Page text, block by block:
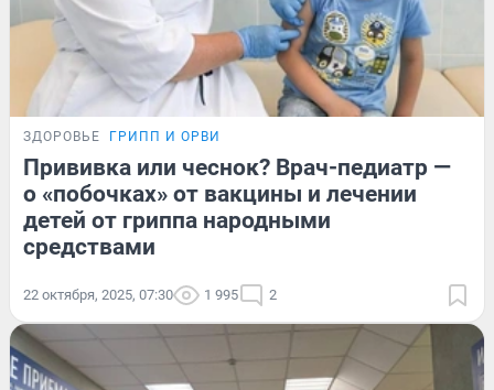
ЗДОРОВЬЕ ГРИПП И ОРВИ
Прививка или чеснок? Врач-педиатр —
о «побочках» от вакцины и лечении
детей от гриппа народными
средствами
22 октября, 2025, 07:30 1 995 2